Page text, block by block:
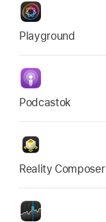
Playground
Podcastok
Reality Composer